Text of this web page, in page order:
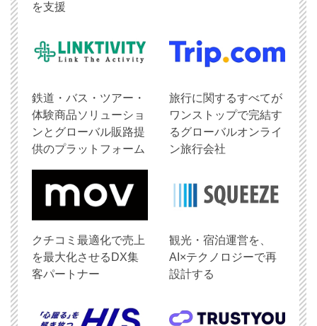
を支援
鉄道・バス・ツアー・
体験商品ソリューショ
ンとグローバル販路提
供のプラットフォーム
旅行に関するすべてが
ワンストップで完結す
るグローバルオンライ
ン旅行会社
クチコミ最適化で売上
を最大化させるDX集
客パートナー
観光・宿泊運営を、
AI×テクノロジーで再
設計する